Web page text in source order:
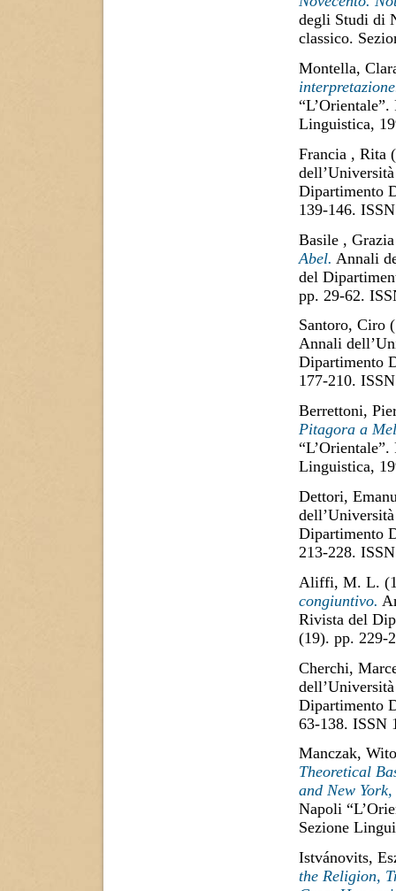
degli Studi di
classico.
Montella,
Linguistica,
Francia , Rita
Dipartimento
139-146.
Basile , Grazia
Abel. Annali
del
pp. 29-62.
Santoro, Ciro
Annali
Dipartimento
177-210.
Berrettoni,
Pitagora a
Linguistica,
Dettori,
Dipartimento
213-228.
Aliffi, M. L.
congiuntivo.
Rivista del
(19). pp. 229-
Cherchi,
Dipartimento
63-138. ISSN
Manczak,
Theoretical
and New
Napoli
Sezione
Istvánovits,
the Religion,